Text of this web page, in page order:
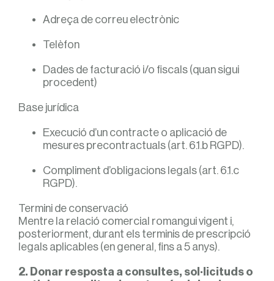
Adreça de correu electrònic
Telèfon
Dades de facturació i/o fiscals (quan sigui
procedent)
Base jurídica
Execució d’un contracte o aplicació de
mesures precontractuals (art. 6.1.b RGPD).
Compliment d’obligacions legals (art. 6.1.c
RGPD).
Termini de conservació
Mentre la relació comercial romangui vigent i,
posteriorment, durant els terminis de prescripció
legals aplicables (en general, fins a 5 anys).
2. Donar resposta a consultes, sol·licituds o